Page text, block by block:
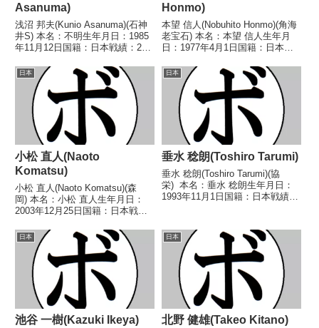
Asanuma)
浅沼 邦夫(Kunio Asanuma)(石神
井S) 本名：不明生年月日：1985
年11月12日国籍：日本戦績：2戦
歴】■2022年度東日本ウェルター
級新人王1回戦2022/05/07
●4RTKO 篠原 裕...
Honmo)
本望 信人(Nobuhito Honmo)(角海
老宝石) 本名：本望 信人生年月
日：1977年4月1日国籍：日本戦
得タイトル】第39代日本スーパ
ーフェザー級王座第33代OPBF東
洋太平洋スーパーフェザ...
日本
小松 直人(Naoto
Komatsu)
小松 直人(Naoto Komatsu)(森
岡) 本名：小松 直人生年月日：
2003年12月25日国籍：日本戦
イトル】2023年度西日本スーパ
ーフェザー級新人王 【戦歴】
2021/12/19 ○1RT...
日本
垂水 稔朗(Toshiro Tarumi)
垂水 稔朗(Toshiro Tarumi)(協
栄) 本名：垂水 稔朗生年月日：
1993年11月1日国籍：日本戦績：
2014/06/09 ○4RTKO 入江 翔
太(KG大和...
日本
池谷 一樹(Kazuki Ikeya)
日本
北野 健雄(Takeo Kitano)